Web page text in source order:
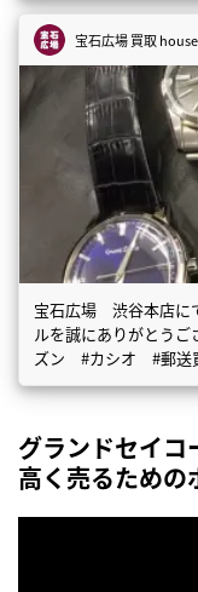
宝石広場 買取
宝石広場 渋谷本店に
ルを誠にありがとう
ズン #カシオ #郵送
グランドセイコ
高く売るための